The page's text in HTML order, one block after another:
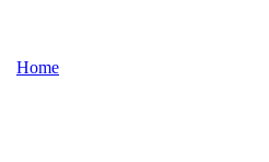
Home